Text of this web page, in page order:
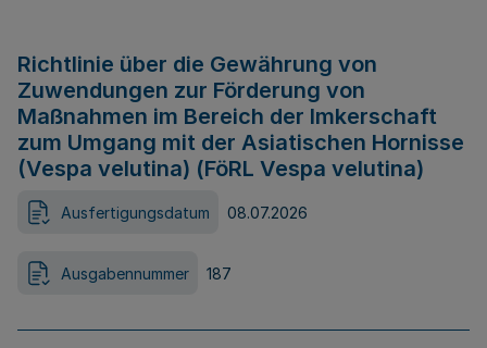
Richtlinie über die Gewährung von
Zuwendungen zur Förderung von
Maßnahmen im Bereich der Imkerschaft
zum Umgang mit der Asiatischen Hornisse
(Vespa velutina) (FöRL Vespa velutina)
Ausfertigungsdatum 08.07.2026
Ausgabennummer 187